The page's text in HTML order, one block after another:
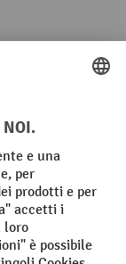
delivery charges,